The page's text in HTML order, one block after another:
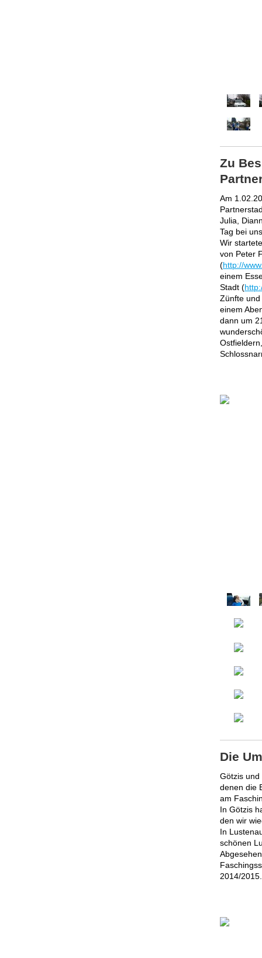
Zu
Am
Julia,
Tag bei
Wir
von Peter
(http://
einem
Stadt (
Zünfte
einem
dann um
Die
Götzis und
denen die
am
In Götzis
den wir
In
schönen
2014/